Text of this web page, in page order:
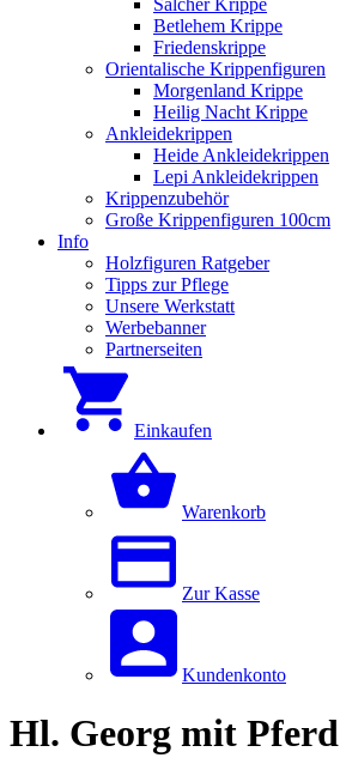
Salcher Krippe
Betlehem Krippe
Friedenskrippe
Orientalische Krippenfiguren
Morgenland Krippe
Heilig Nacht Krippe
Ankleidekrippen
Heide Ankleidekrippen
Lepi Ankleidekrippen
Krippenzubehör
Große Krippenfiguren 100cm
Info
Holzfiguren Ratgeber
Tipps zur Pflege
Unsere Werkstatt
Werbebanner
Partnerseiten
Einkaufen
Warenkorb
Zur Kasse
Kundenkonto
Hl. Georg mit Pferd